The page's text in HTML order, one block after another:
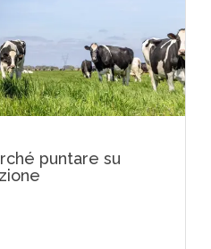
puntare su